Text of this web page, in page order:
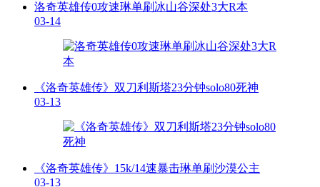
洛奇英雄传0攻速琳单刷冰山谷深处3大R本
03-14
《洛奇英雄传》双刀利斯塔23分钟solo80死神
03-13
《洛奇英雄传》15k/14速暴击琳单刷沙漠公主
03-13